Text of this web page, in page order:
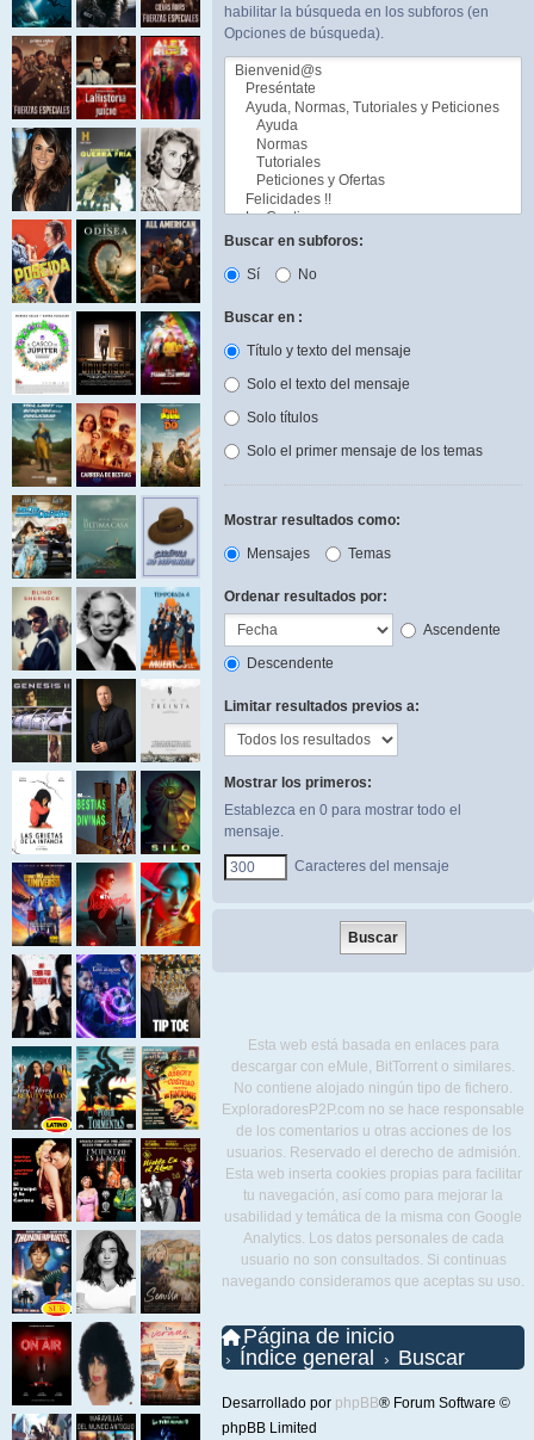
habilitar la búsqueda en los subforos (en
Opciones de búsqueda).
Buscar en subforos:
Sí
No
Buscar en :
Título y texto del mensaje
Solo el texto del mensaje
Solo títulos
Solo el primer mensaje de los temas
Mostrar resultados como:
Mensajes
Temas
Ordenar resultados por:
Ascendente
Descendente
Limitar resultados previos a:
Mostrar los primeros:
Establezca en 0 para mostrar todo el
mensaje.
Caracteres del mensaje
Esta web está basada en enlaces para
descargar con eMule, BitTorrent o similares.
No contiene alojado ningún tipo de fichero.
ExploradoresP2P.com no se hace responsable
de los comentarios u otras acciones de los
usuarios. Reservado el derecho de admisión.
Esta web inserta cookies propias para facilitar
tu navegación, así como para mejorar la
usabilidad y temática de la misma con Google
Analytics. Los datos personales de cada
usuario no son consultados. Si continuas
navegando consideramos que aceptas su uso.
Página de inicio
Índice general
Buscar
Desarrollado por phpBB® Forum Software ©
phpBB Limited